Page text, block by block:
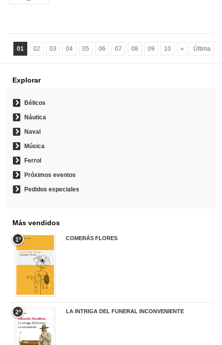
01 02 03 04 05 06 07 08 09 10 » Última
Explorar
Bélicos
Náutica
Naval
Música
Ferrol
Próximos eventos
Pedidos especiales
Más vendidos
1º COMERÁS FLORES
2º LA INTRIGA DEL FUNERAL INCONVENIENTE